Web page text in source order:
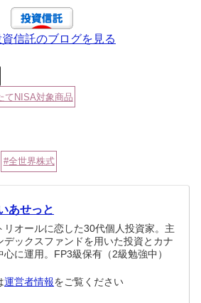
信託のブログを見る
てNISA対象商品
全世界株式
あせっと
リオールに恋した30代個人投資家。主
デックスファンドを用いた投資とカナ
心に運用。FP3級保有（2級勉強中）
運営者情報をご覧ください